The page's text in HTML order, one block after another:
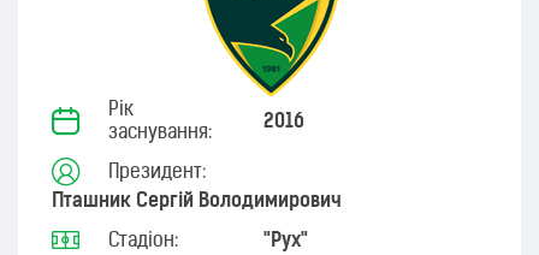
Рік
заснування:
2016
Президент:
Пташник Сергій Володимирович
Стадіон: "Рух"